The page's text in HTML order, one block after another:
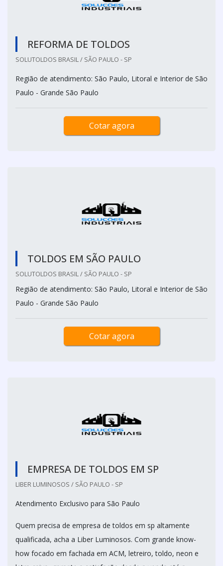
REFORMA DE TOLDOS
SOLUTOLDOS BRASIL / SÃO PAULO - SP
Região de atendimento: São Paulo, Litoral e Interior de São
Paulo - Grande São Paulo
Cotar agora
TOLDOS EM SÃO PAULO
SOLUTOLDOS BRASIL / SÃO PAULO - SP
Região de atendimento: São Paulo, Litoral e Interior de São
Paulo - Grande São Paulo
Cotar agora
EMPRESA DE TOLDOS EM SP
LIBER LUMINOSOS / SÃO PAULO - SP
Atendimento Exclusivo para São Paulo
Quem precisa de empresa de toldos em sp altamente
qualificada, acha a Liber Luminosos. Com grande know-
how focado em fachada em ACM, letreiro, toldo, neon e